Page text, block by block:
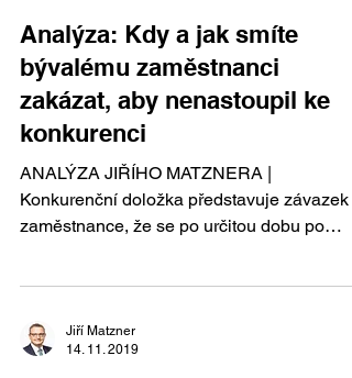
Analýza: Kdy a jak smíte
bývalému zaměstnanci
zakázat, aby nenastoupil ke
konkurenci
ANALÝZA JIŘÍHO MATZNERA |
Konkurenční doložka představuje závazek
zaměstnance, že se po určitou dobu po
Jiří Matzner
14. 11. 2019